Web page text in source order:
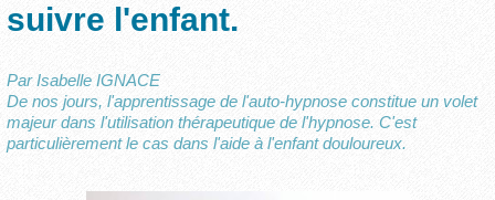
suivre l'enfant.
Par Isabelle IGNACE
De nos jours, l'apprentissage de l'auto-hypnose constitue un volet
majeur dans l'utilisation thérapeutique de l'hypnose. C'est
particulièrement le cas dans l'aide à l'enfant douloureux.